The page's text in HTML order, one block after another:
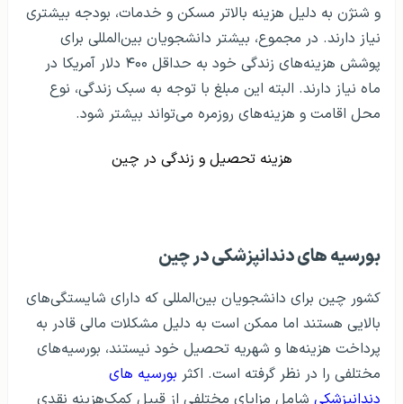
و شنژن به دلیل هزینه بالاتر مسکن و خدمات، بودجه بیشتری
نیاز دارند. در مجموع، بیشتر دانشجویان بین‌المللی برای
پوشش هزینه‌های زندگی خود به حداقل ۴۰۰ دلار آمریکا در
ماه نیاز دارند. البته این مبلغ با توجه به سبک زندگی، نوع
محل اقامت و هزینه‌های روزمره می‌تواند بیشتر شود.
هزینه تحصیل و زندگی در چین
بورسیه‌ های دندانپزشکی در چین
کشور چین برای دانشجویان بین‌المللی که دارای شایستگی‌های
بالایی هستند اما ممکن است به دلیل مشکلات مالی قادر به
پرداخت هزینه‌ها و شهریه تحصیل خود نیستند، بورسیه‌های
مختلفی را در نظر گرفته است. اکثر بورسیه های
دندانپزشکی شامل مزایای مختلفی از قبیل کمک‌هزینه نقدی